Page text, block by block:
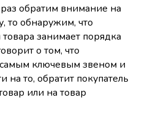
обратим внимание на
то обнаружим, что
занимает порядка
о том, что
ключевым звеном и
на то, обратит покупатель
или на товар